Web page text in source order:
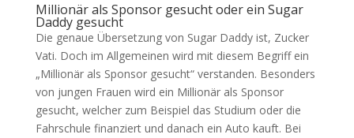
Millionär als Sponsor gesucht oder ein Sugar
Daddy gesucht
Die genaue Übersetzung von Sugar Daddy ist, Zucker
Vati. Doch im Allgemeinen wird mit diesem Begriff ein
„Millionär als Sponsor gesucht“ verstanden. Besonders
von jungen Frauen wird ein Millionär als Sponsor
gesucht, welcher zum Beispiel das Studium oder die
Fahrschule finanziert und danach ein Auto kauft. Bei